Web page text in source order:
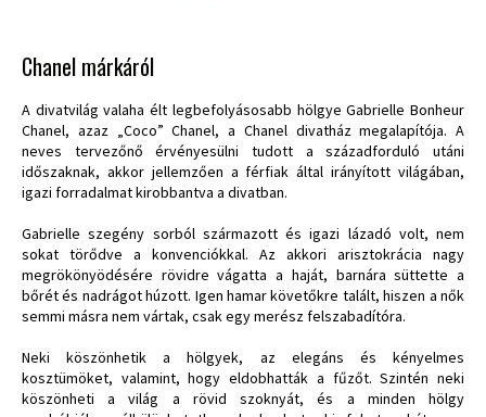
Chanel márkáról
A divatvilág valaha élt legbefolyásosabb hölgye Gabrielle Bonheur
Chanel, azaz „Coco” Chanel, a Chanel divatház megalapítója. A
neves tervezőnő érvényesülni tudott a századforduló utáni
időszaknak, akkor jellemzően a férfiak által irányított világában,
igazi forradalmat kirobbantva a divatban.
Gabrielle szegény sorból származott és igazi lázadó volt, nem
sokat törődve a konvenciókkal. Az akkori arisztokrácia nagy
megrökönyödésére rövidre vágatta a haját, barnára süttette a
bőrét és nadrágot húzott. Igen hamar követőkre talált, hiszen a nők
semmi másra nem vártak, csak egy merész felszabadítóra.
Neki köszönhetik a hölgyek, az elegáns és kényelmes
kosztümöket, valamint, hogy eldobhatták a fűzőt. Szintén neki
köszönheti a világ a rövid szoknyát, és a minden hölgy